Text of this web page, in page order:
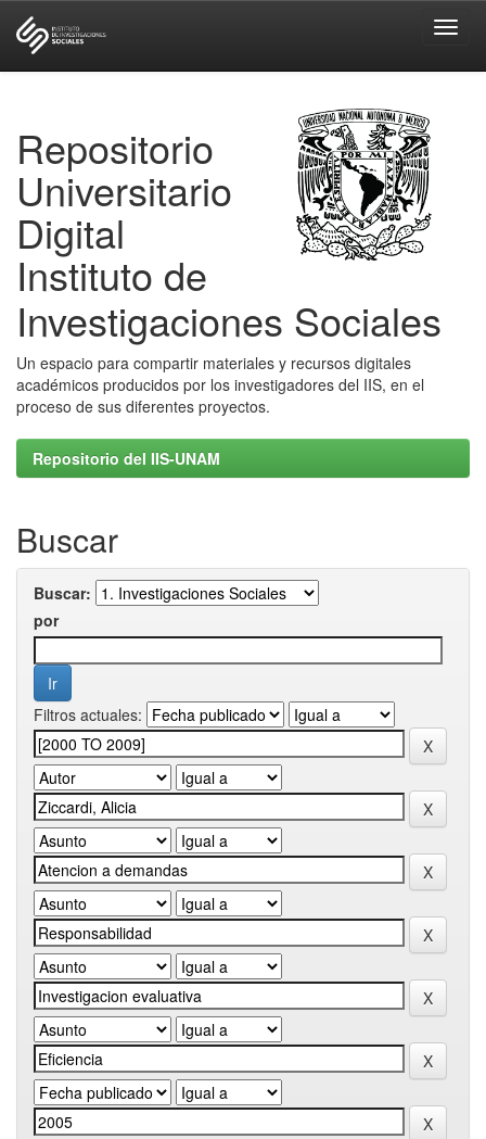
Repositorio
Universitario
Digital
Instituto de
Investigaciones Sociales
Un espacio para compartir materiales y recursos digitales
académicos producidos por los investigadores del IIS, en el
proceso de sus diferentes proyectos.
Repositorio del IIS-UNAM
Buscar
Buscar:
por
Filtros actuales: